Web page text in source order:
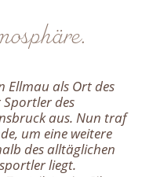
Ellmau als Ort des
des
aus. Nun traf
um eine weitere
des alltäglichen
liegt.